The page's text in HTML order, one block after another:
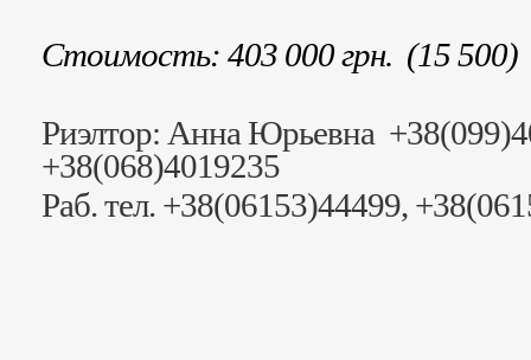
Стоимость: 403 000 грн. (15 500)
Риэлтор: Анна Юрьевна
+38(068)4019235
Раб. тел. +38(06153)44499,